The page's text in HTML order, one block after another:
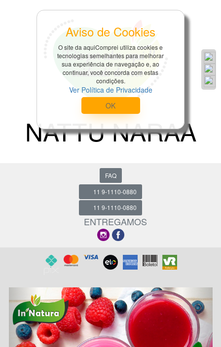
Aviso de Cookies
O site da aquiComprei utiliza cookies e
tecnologias semelhantes para melhorar
sua experiência de navegação e, ao
continuar, você concorda com estas
condições.
Ver Política de Privacidade
OK
NATTU NARAA
FAQ
11 9-1110-0880
11 9-1110-0880
ENTREGAMOS
Previous